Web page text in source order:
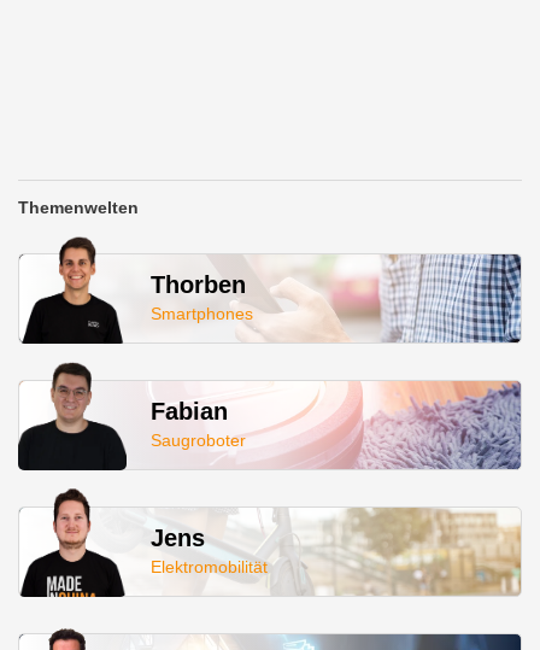
Themenwelten
Thorben
Smartphones
Fabian
Saugroboter
Jens
Elektromobilität